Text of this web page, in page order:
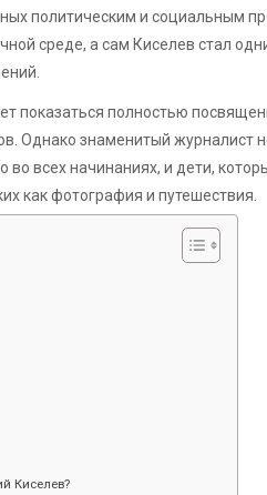
политическим и социальным
среде, а сам Киселев стал
показаться полностью
Однако знаменитый журналист
всех начинаниях, и дети,
как фотография и путешествия.
Киселев?